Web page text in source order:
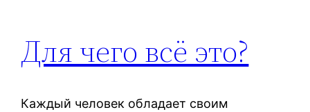
Для чего всё это?
Каждый человек обладает своим